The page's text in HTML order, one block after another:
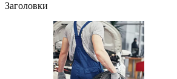
Заголовки